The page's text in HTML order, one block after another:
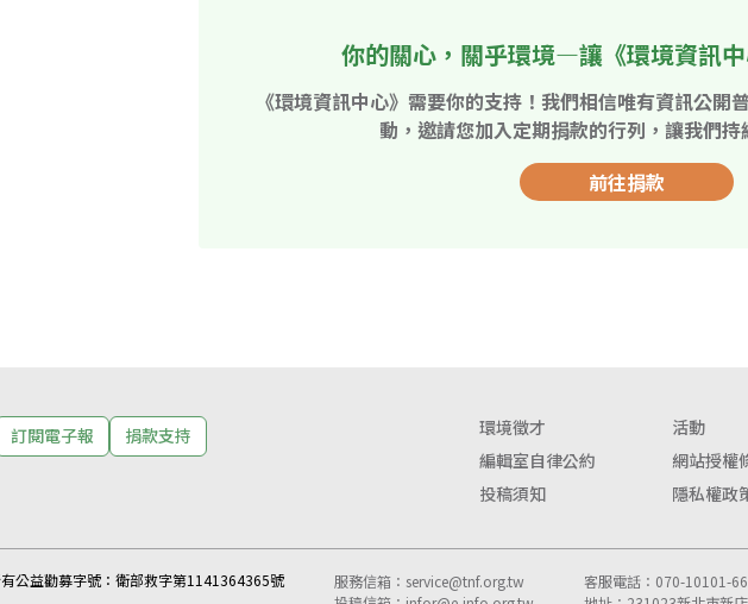
你的關心，關乎環境—讓《環境資訊
《環境資訊中心》需要你的支持！我們相信唯有資訊公開
動，邀請您加入定期捐款的行列，讓我們持
前往捐款
訂閱電子報 捐款支持 環境徵才 活動
編輯室自律公約
網站授權
投稿須知
隱私權政
公益勸募字號： 衛部救字第1141364365號 服務信箱： service@tnf.org.tw
客服電話：070-10101-